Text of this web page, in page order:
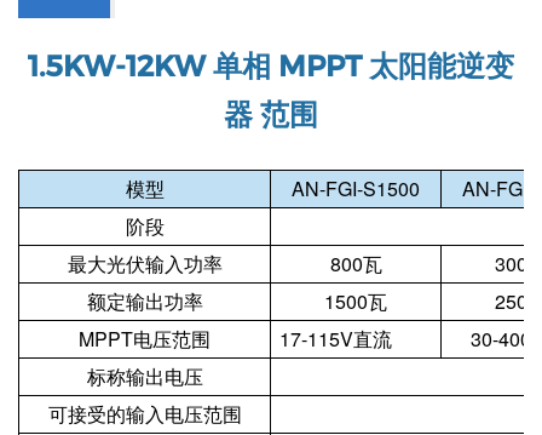
1.5KW-12KW 单相 MPPT 太阳能逆变
器范围
模型 AN-FGI-S1500
AN-FGI-
阶段
最大光伏输入功率
800瓦
额定输出功率
1500瓦
MPPT电压范围
17-115V直流
30-
标称输出电压
可接受的输入电压范围